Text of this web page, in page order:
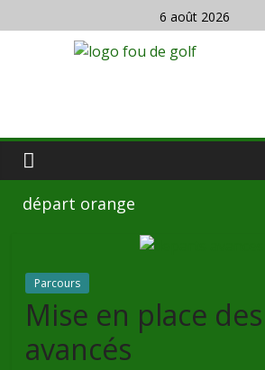
6 août 2026
départ orange
Parcours
Mise en place
avancés